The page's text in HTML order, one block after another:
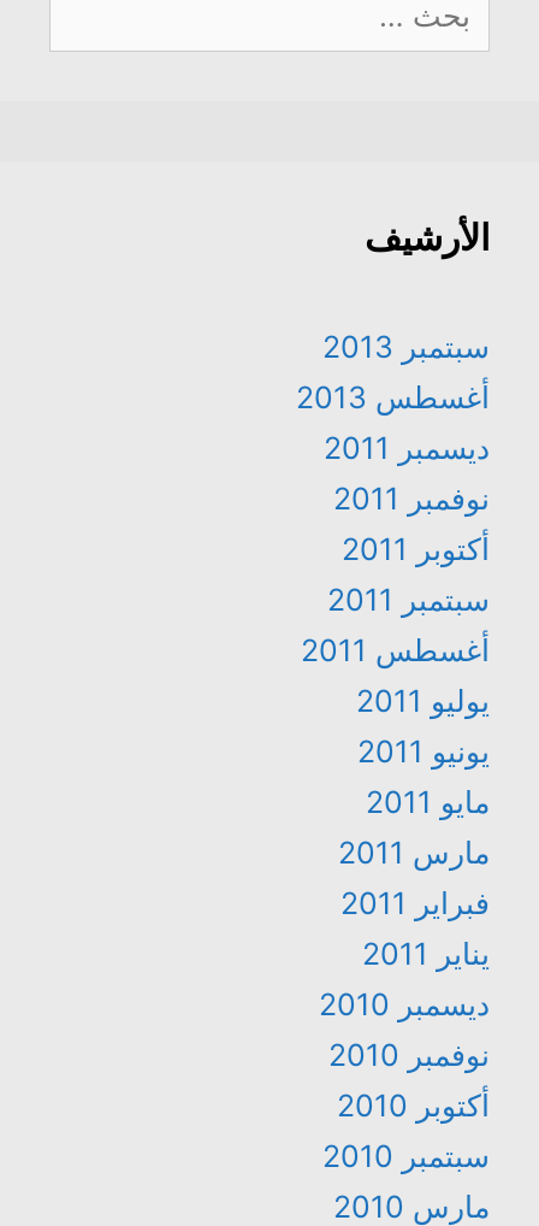
عن:
الأرشيف
سبتمبر 2013
أغسطس 2013
ديسمبر 2011
نوفمبر 2011
أكتوبر 2011
سبتمبر 2011
أغسطس 2011
يوليو 2011
يونيو 2011
مايو 2011
مارس 2011
فبراير 2011
يناير 2011
ديسمبر 2010
نوفمبر 2010
أكتوبر 2010
سبتمبر 2010
مارس 2010